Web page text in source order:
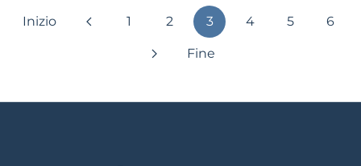
Inizio 1 2 3 4 5 6
Fine